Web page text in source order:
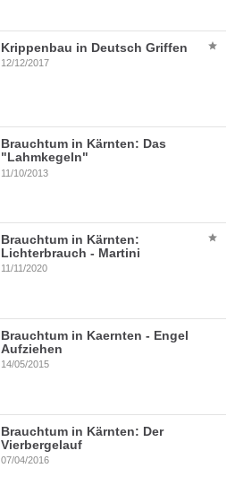
Krippenbau in Deutsch Griffen
12/12/2017
Brauchtum in Kärnten: Das
"Lahmkegeln"
11/10/2013
Brauchtum in Kärnten:
Lichterbrauch - Martini
11/11/2020
Brauchtum in Kaernten - Engel
Aufziehen
14/05/2015
Brauchtum in Kärnten: Der
Vierbergelauf
07/04/2016